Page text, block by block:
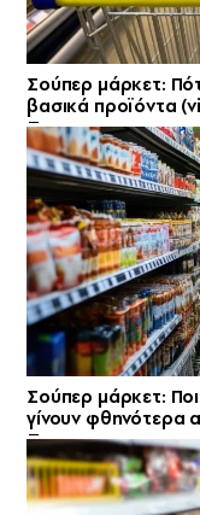
Σούπερ μάρκετ:
βασικά προϊόντα
Σούπερ μάρκετ:
γίνουν φθηνότερα